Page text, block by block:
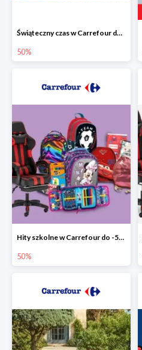
Świąteczny czas w Carrefour do -50%
50%
Hity szkolne w Carrefour do -50%
50%